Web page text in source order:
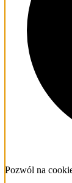
Pozwól na